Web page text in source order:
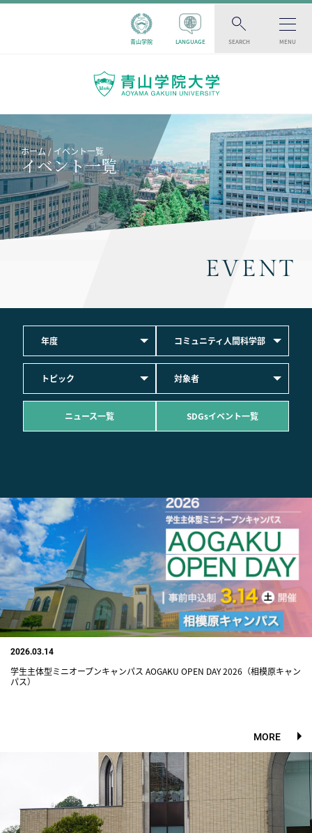
青山学院 LANGUAGE SEARCH MENU
ホーム イベント一覧
イベント一覧
EVENT
年度 コミュニティ人間科学部
トピック 対象者
ニュース一覧 SDGsイベント一覧
2026.03.14
学生主体型ミニオープンキャンパス AOGAKU OPEN DAY 2026（相模原キャン
パス）
MORE